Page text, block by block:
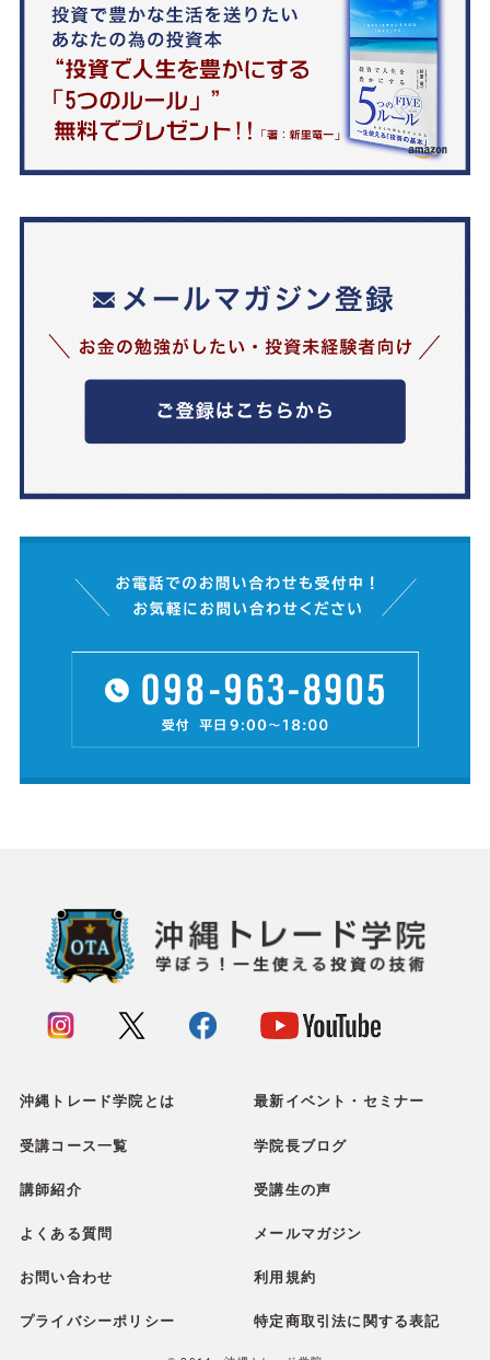
沖縄トレード学院とは 最新イベント・セミナー
受講コース一覧 学院長ブログ
講師紹介 受講生の声
よくある質問 メールマガジン
お問い合わせ 利用規約
プライバシーポリシー 特定商取引法に関する表記